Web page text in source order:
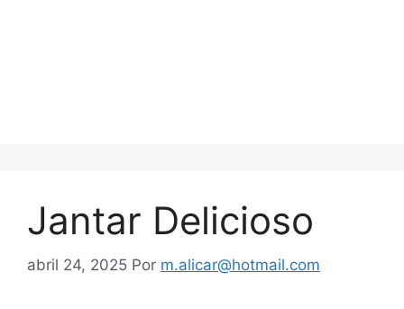
Jantar Delicioso
abril 24, 2025 Por m.alicar@hotmail.com